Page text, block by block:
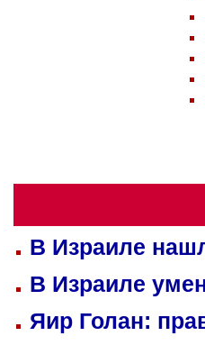
В Израиле
В Израиле
Яир Голан: